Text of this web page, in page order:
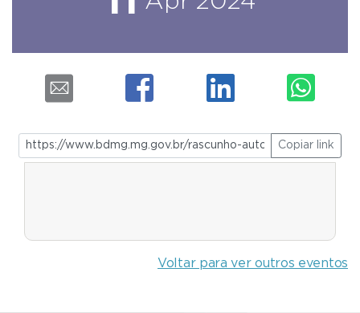
Copiar link
Voltar para ver outros eventos